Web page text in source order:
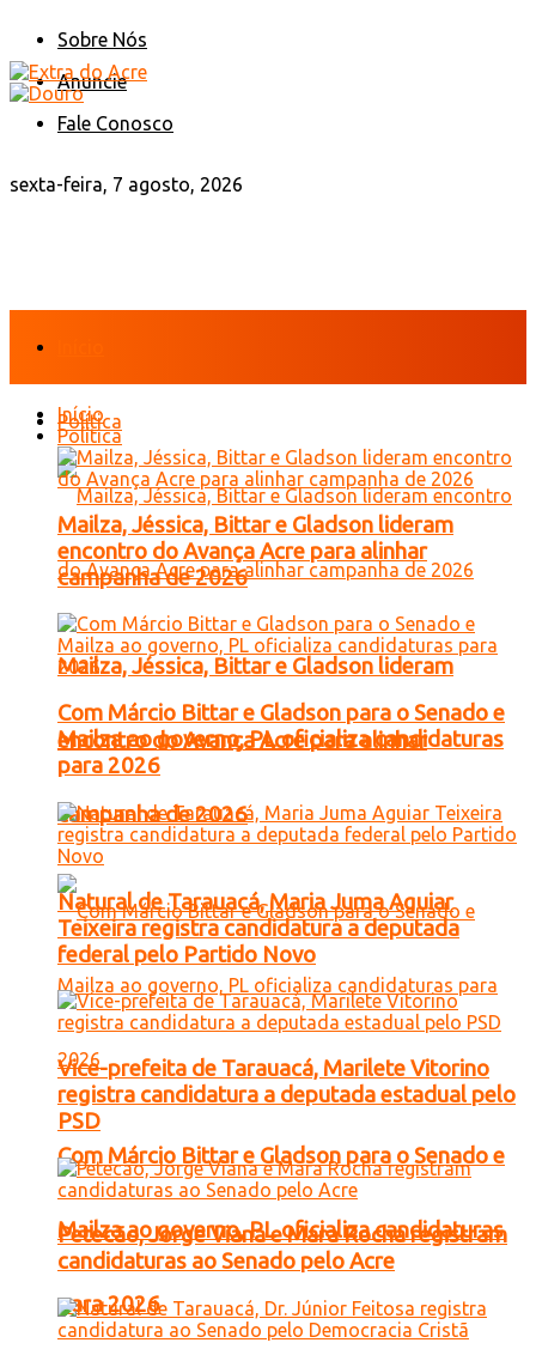
Sobre Nós
Anuncie
Fale Conosco
sexta-feira, 7 agosto, 2026
Política
Mailza, Jéssica, Bittar e Gladson lideram
encontro do Avança Acre para alinhar
campanha de 2026
Com Márcio Bittar e Gladson para o Senado e
Mailza ao governo, PL oficializa candidaturas
para 2026
Início
Política
Mailza, Jéssica, Bittar e Gladson lideram
encontro do Avança Acre para alinhar
campanha de 2026
Com Márcio Bittar e Gladson para o Senado e
Mailza ao governo, PL oficializa candidaturas
para 2026
Natural de Tarauacá, Maria Juma Aguiar
Teixeira registra candidatura a deputada
federal pelo Partido Novo
Vice-prefeita de Tarauacá, Marilete Vitorino
registra candidatura a deputada estadual pelo
PSD
Petecão, Jorge Viana e Mara Rocha registram
candidaturas ao Senado pelo Acre